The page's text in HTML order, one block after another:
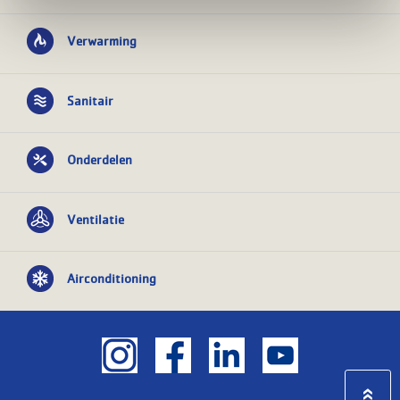
Verwarming
Sanitair
Onderdelen
Ventilatie
Airconditioning